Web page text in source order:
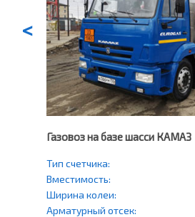
<
Газовоз на базе шасси КАМАЗ
Тип счетчика:
Вместимость:
Ширина колеи:
Арматурный отсек: